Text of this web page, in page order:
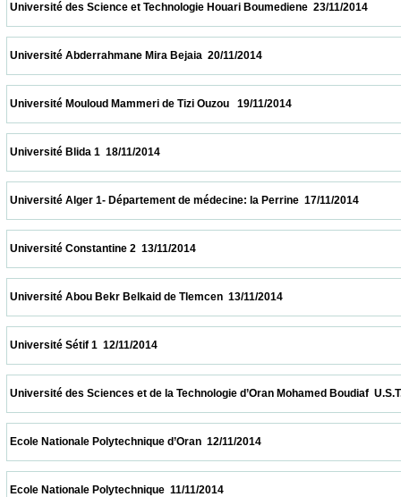
Université des Science et Technologie Houari Boumediene  23/
Université Abderrahmane Mira Bejaia  20/11/2014
Université Mouloud Mammeri de Tizi Ouzou   19/11/2014
Université Blida 1  18/11/2014
Université Alger 1- Département de médecine: la Perrine  17/
Université Constantine 2  13/11/2014
Université Abou Bekr Belkaid de Tlemcen  13/11/2014
Université Sétif 1  12/11/2014
Université des Sciences et de la Technologie d’Oran Mohamed
Ecole Nationale Polytechnique d’Oran  12/11/2014
Ecole Nationale Polytechnique  11/11/2014